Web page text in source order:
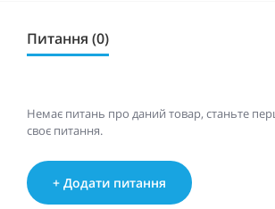
Питання (0)
Немає питань про даний товар, станьте
своє питання.
+ Додати питання